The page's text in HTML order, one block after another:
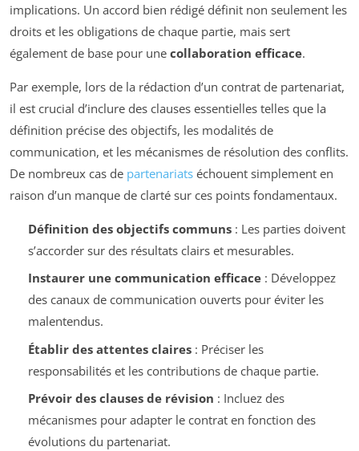
implications. Un accord bien rédigé définit non seulement les
droits et les obligations de chaque partie, mais sert
également de base pour une collaboration efficace.
Par exemple, lors de la rédaction d’un contrat de partenariat,
il est crucial d’inclure des clauses essentielles telles que la
définition précise des objectifs, les modalités de
communication, et les mécanismes de résolution des conflits.
De nombreux cas de partenariats échouent simplement en
raison d’un manque de clarté sur ces points fondamentaux.
Définition des objectifs communs: Les parties doivent
s’accorder sur des résultats clairs et mesurables.
Instaurer une communication efficace: Développez
des canaux de communication ouverts pour éviter les
malentendus.
Établir des attentes claires: Préciser les
responsabilités et les contributions de chaque partie.
Prévoir des clauses de révision : Incluez des
mécanismes pour adapter le contrat en fonction des
évolutions du partenariat.